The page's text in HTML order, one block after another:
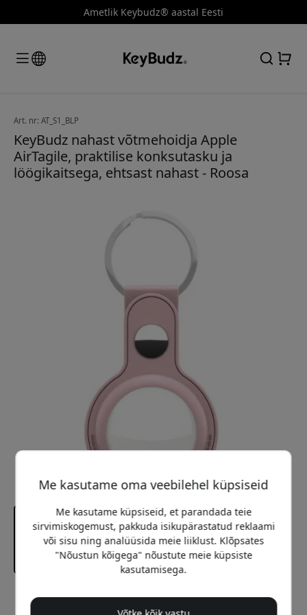
Ametlik Keybudz® aastal Eesti
Art. nr: AT_S1_BLP
KeyBudz nahast võtmehoidja Apple
AirTagile, praktilise konksutasku ja
löögikaitsega, ehtsast nahast - Roosa
Soovitatav hind
Me kasutame oma veebilehel küpsiseid
Me kasutame küpsiseid, et parandada teie
sirvimiskogemust, pakkuda isikupärastatud reklaami
või sisu ning analüüsida meie liiklust. Klõpsates
"Nõustun kõigega" nõustute meie küpsiste
kasutamisega.